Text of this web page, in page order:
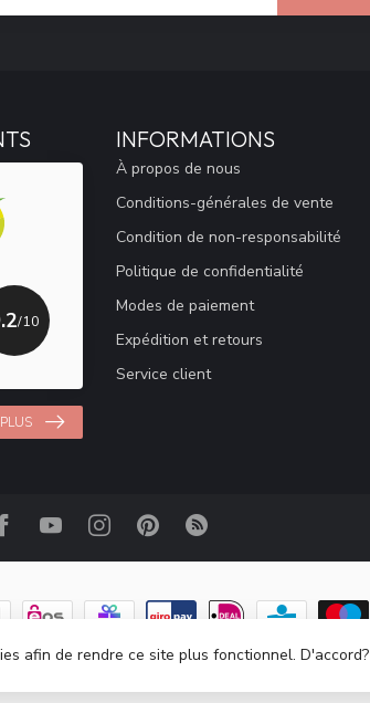
/10
INFORMATIONS
À propos de nous
Conditions-générales de vente
Condition de non-responsabilité
Politique de confidentialité
Modes de paiement
Expédition et retours
Service client
© Copyright 2026 Haakpret
afin de rendre ce site plus fonctionnel. D'accord?